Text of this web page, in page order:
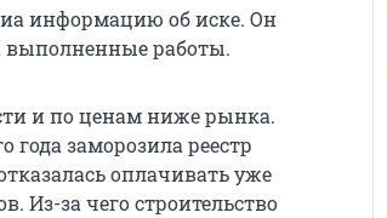
информацию об иске. Он
выполненные работы.
и по ценам ниже рынка.
заморозила реестр
оплачивать уже
Из-за чего строительство